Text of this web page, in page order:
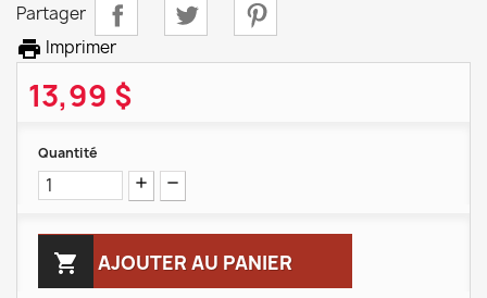
Partager
 Imprimer
13,99 $
Quantité
 AJOUTER AU PANIER